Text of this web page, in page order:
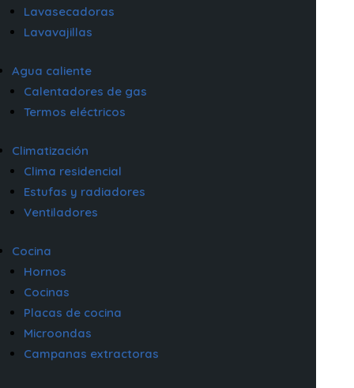
Lavasecadoras
Lavavajillas
Agua caliente
Calentadores de gas
Termos eléctricos
Climatización
Clima residencial
Estufas y radiadores
Ventiladores
Cocina
Hornos
Cocinas
Placas de cocina
Microondas
Campanas extractoras